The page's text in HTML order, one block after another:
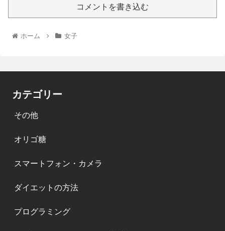
コメントを書き込む
ホーム 女子
カテゴリー
その他
オリゴ糖
スマートフォン・カメラ
ダイエットの方法
プログラミング